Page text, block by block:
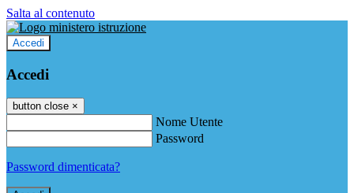
Salta al contenuto
Accedi
Accedi
button close ×
Nome Utente
Password
Password dimenticata?